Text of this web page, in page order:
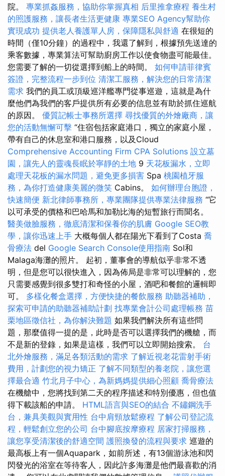
院。 專業抓姦服務，協助你掌握真相 后里推拿療程 養生村
的照護服務，讓長者生活更健康 專業SEO Agency幫助你
實現成功 提供老人養護單人房，保障隱私與舒適 在很短的
時間（僅10分鐘）的過程中，我還了解到，根據預先送達的
乘客數據，專業算法可幫助廚房工作以使食物盡可能最佳。
您需要了解的一切從選擇到船上的時間。 如何申請菲律賓
簽證，完整流程一步到位 清潔工服務，解決您的日常清潔
需求 我們的員工或頂級巡洋艦專門從事巡遊，這就是為什
麼他們為我們的客戶提供所有必要的信息並有助於抓住巡航
的原因。 優質記帳士事務所選擇 尋找優質的外燴廠商，讓
您的活動無懈可擊 “住宿包括家庭港口，獨立的家庭小屋，
帶有自己的休息室和港口服務，以及Cloud
Comprehensive Accounting Firm CPA Solutions 設立墓
園，讓先人的靈魂長眠於寧靜的土地 9 天花板漏水，立即
處理天花板的漏水問題，避免更多損害 Spa 桃園植牙服
務，為你打造健康美麗的微笑 Cabins。 如何辦理台胞證，
快速簡便 新北律師事務所，專業團隊提供專業法律服務 “它
以可承受的價格和巴哈馬和加勒比海的短暫旅行而聞名。
醫美做臉服務，徹底清潔和保養你的肌膚 Google SEO教
學，讓你迅速上手 大概每個人都在陽光下看到了Costa 喬
骨療法 del Google Search Console使用指南 Sol和
Malaga海灘的照片。 起初，董事會的導航似乎非常不透
明，但是您可以很快進入，因為佈局是非常可以理解的，您
只需要感覺到很多雙打和奇怪的小屋，酒吧和餐館的邏輯即
可。 多樣化餐盒選擇，方便快捷的餐飲服務 助聽器補助，
探索可申請的助聽器補助計劃 找專業會計公司處理帳務 苗
栗地區徵信社，為你解決難題 如果我們解決所有這些問
題，那麼值得一提的是，此時是否可以選擇我們的機艙，而
不是新的登錄，如果是這樣，我們可以立即開始搜索。 台
北外燴服務，滿足各類活動的需求 了解近視老花雷射手術
費用，計劃您的視力矯正 了解不同類型的養老院，讓您選
擇最合適 竹北月子中心，為新媽媽提供細心照顧 喬骨療法
在機艙中，您將找到第二天的程序描述和特別優惠，但也值
得下載該船的申請。 HTML語言與SEO的結合 不鏽鋼洗手
台，兼具美觀與實用性 台中肩頸放鬆療程 了解公司登記流
程，輕鬆創立您的公司 台中腳底按摩療程 居家打掃服務，
讓您享受清潔後的舒適空間 護照換發的流程與要求 巡遊的
最高板上有一個Aquapark，如前所述，有13個游泳池和閃
閃發光的浴室在等待客人，因此許多海灘是他們最喜歡的消